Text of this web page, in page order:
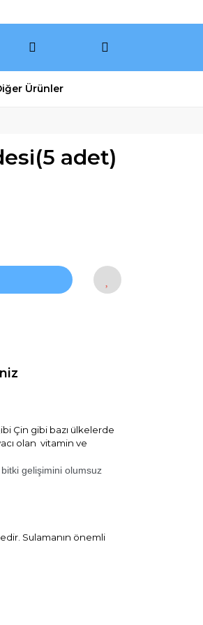
Ürünler
adet)
Çin gibi bazı ülkelerde
olan vitamin ve
bitki gelişimini olumsuz
Sulamanın önemli